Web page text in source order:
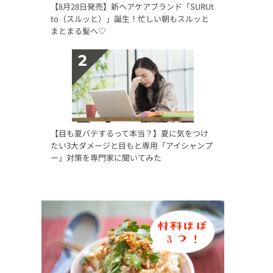
【8月28日発売】新ヘアケアブランド「SURUt
to（スルッと）」誕生！忙しい朝もスルッと
まとまる髪へ♡
【目も夏バテするって本当？】夏に気をつけ
たい3大ダメージと目もと専用「アイシャンプ
ー」対策を専門家に聞いてみた